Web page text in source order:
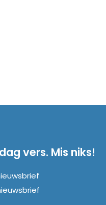
vers. Mis niks!